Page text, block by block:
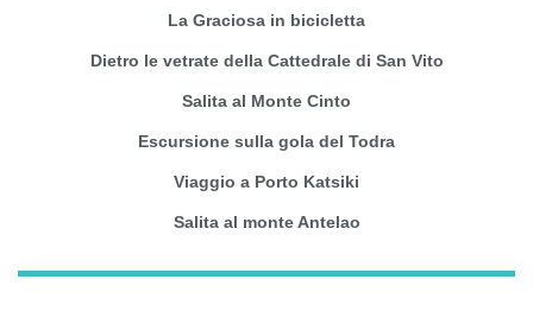
La Graciosa in bicicletta
Dietro le vetrate della Cattedrale di San Vito
Salita al Monte Cinto
Escursione sulla gola del Todra
Viaggio a Porto Katsiki
Salita al monte Antelao